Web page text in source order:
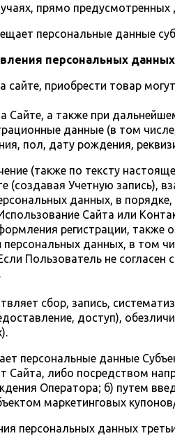
прямо
персональные данные
персональных данных
сайте, приобрести товар
Сайте, а также при
данные (в том
пол, дату рождения,
(также по тексту
(создавая Учетную
данных, в
Сайта или
регистрации, также
данных, в том
Пользователь не
сбор, запись,
доступ),
персональные данные
Сайта, либо посредством
Оператора; б) путем
маркетинговых
персональных данных